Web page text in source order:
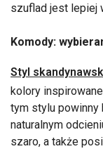
szuflad jest lepiej
Komody:
Styl
kolory
tym stylu powinny
naturalnym
szaro, a także